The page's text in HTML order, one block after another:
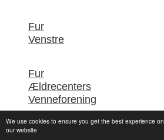
We use cookies to ensure you get the best experience on
our website
Fur
Venstre
Fur
Ældrecenters
Venneforening
Fur